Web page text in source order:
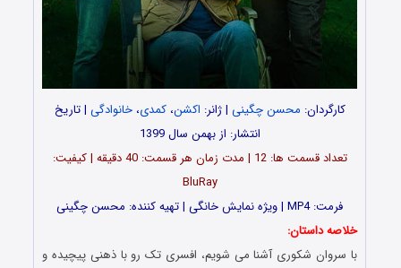
کارگردان: محسن چگینی | ژانر: اکشن،کمدی،خانوادگی | تاریخ
انتشار: از بهمن سال 1399
تعداد قسمت ها: 12 | مدت زمان هر قسمت: 40 دقیقه | کیفیت:
BluRay
فرمت: MP4 | ویژه نمایش خانگی | تهیه کننده: محسن چگینی
خلاصه داستان:
با سروان شکوری آشنا می شویم، افسری تک رو با ذهنی پیچیده و